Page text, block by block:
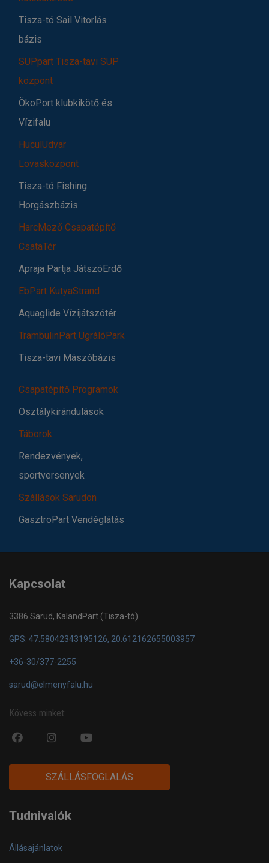
Tisza-tó Sail Vitorlás
bázis
SUPpart Tisza-tavi SUP
központ
ÖkoPort klubkikötő és
Vízifalu
HuculUdvar
Lovasközpont
Tisza-tó Fishing
Horgászbázis
HarcMező Csapatépítő
CsataTér
Apraja Partja JátszóErdő
EbPart KutyaStrand
Aquaglide Vízijátszótér
TrambulinPart UgrálóPark
Tisza-tavi Mászóbázis
Csapatépítő Programok
Osztálykirándulások
Táborok
Rendezvények,
sportversenyek
Szállások Sarudon
GasztroPart Vendéglátás
Kapcsolat
3386 Sarud, KalandPart (Tisza-tó)
GPS: 47.58042343195126, 20.612162655003957
+36-30/377-2255
sarud@elmenyfalu.hu
Kövess minket:
fa
facebook-
official
instagram
fa
youtube-
play
SZÁLLÁSFOGLALÁS
Tudnivalók
Állásajánlatok